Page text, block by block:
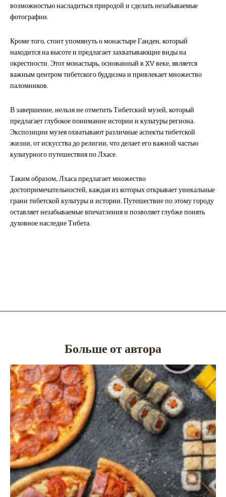
возможностью насладиться природой и сделать незабываемые
фотографии.
Кроме того, стоит упомянуть о монастыре Ганден, который
находится на высоте и предлагает захватывающие виды на
окрестности. Этот монастырь, основанный в XV веке, является
важным центром тибетского буддизма и привлекает множество
паломников.
В завершение, нельзя не отметить Тибетский музей, который
предлагает глубокое понимание истории и культуры региона.
Экспозиции музея охватывают различные аспекты тибетской
жизни, от искусства до религии, что делает его важной частью
культурного путешествия по Лхасе.
Таким образом, Лхаса предлагает множество
достопримечательностей, каждая из которых открывает уникальные
грани тибетской культуры и истории. Путешествие по этому городу
оставляет незабываемые впечатления и позволяет глубже понять
духовное наследие Тибета.
Больше от автора